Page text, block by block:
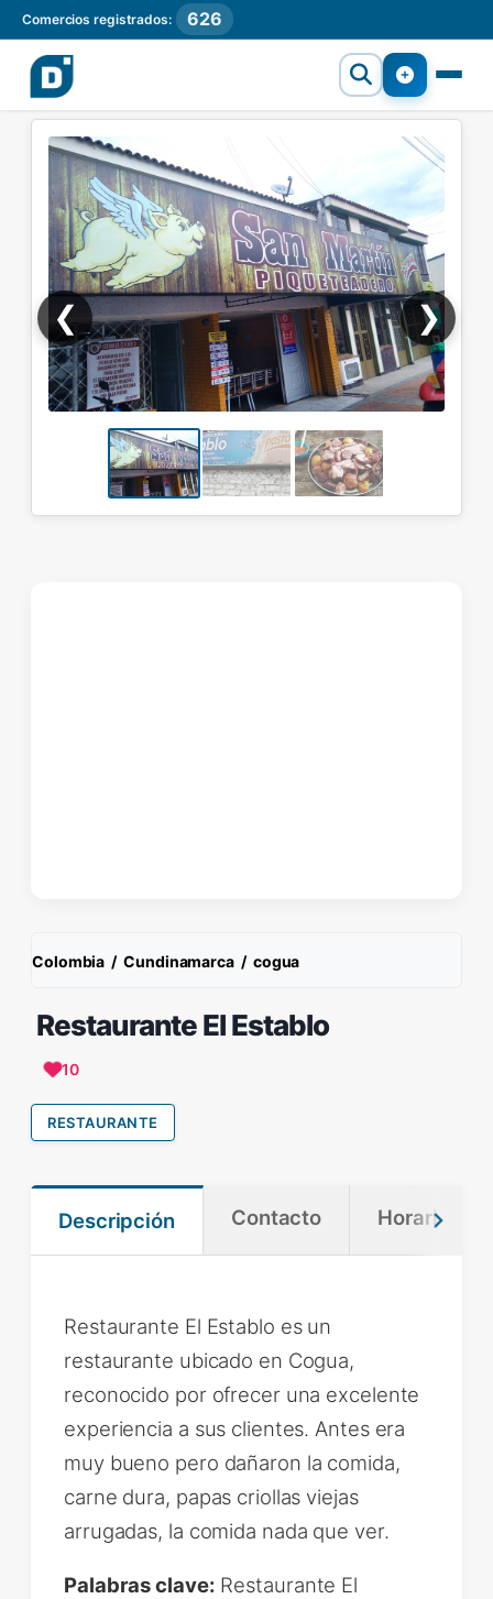
Comercios registrados: 626
❮ ❯
Colombia / Cundinamarca / cogua
Restaurante El Establo
10
RESTAURANTE
Descripción Contacto Horario
Restaurante El Establo es un
restaurante ubicado en Cogua,
reconocido por ofrecer una excelente
experiencia a sus clientes. Antes era
muy bueno pero dañaron la comida,
carne dura, papas criollas viejas
arrugadas, la comida nada que ver.
Palabras clave: Restaurante El